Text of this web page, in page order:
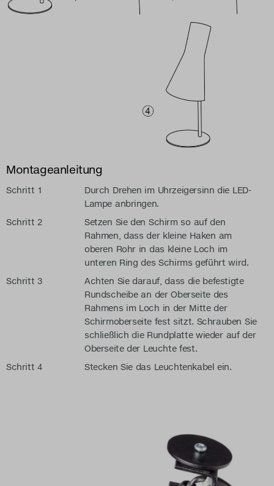
Montageanleitung
Schritt 1
Durch Drehen im Uhrzeigersinn die LED-
Lampe anbringen.
Schritt 2
Setzen Sie den Schirm so auf den
Rahmen, dass der kleine Haken am
oberen Rohr in das kleine Loch im
unteren Ring des Schirms geführt wird.
Schritt 3
Achten Sie darauf, dass die befestigte
Rundscheibe an der Oberseite des
Rahmens im Loch in der Mitte der
Schirmoberseite fest sitzt. Schrauben Sie
schließlich die Rundplatte wieder auf der
Oberseite der Leuchte fest.
Schritt 4
Stecken Sie das Leuchtenkabel ein.